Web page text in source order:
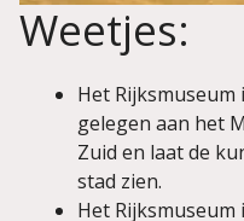
Weetjes:
Het
gelegen aan het
Zuid en laat de
stad zien.
Het